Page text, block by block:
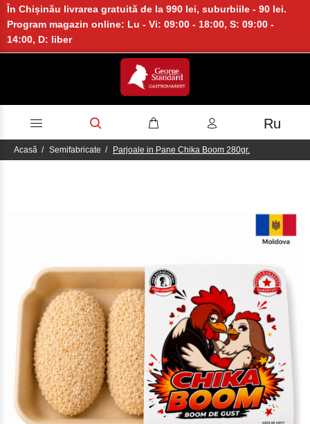
În Chișinău livrarea gratuită de la 990 lei, suburbiile - 90 lei.
Program magazin online: Lu - Vi: 09:00 - 18:00, S: 09:00 -
14:00, D: liber
Ru
Acasă Semifabricate Parjoale in Pane Chika Boom 280gr.